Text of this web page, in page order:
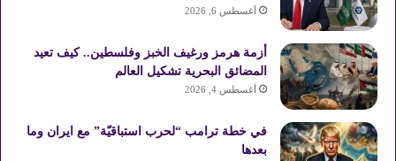
أغسطس 6, 2026
أزمة هرمز ورغيف الخبز وفلسطين.. كيف تعيد
المضائق البحرية تشكيل العالم
أغسطس 4, 2026
في خطة ترامب “لحرب استباقيّة” مع ايران وما
بعدها